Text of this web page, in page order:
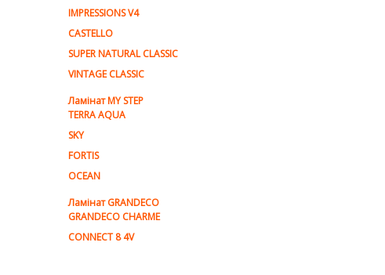
IMPRESSIONS V4
CASTELLO
SUPER NATURAL CLASSIC
VINTAGE CLASSIC
Ламінат MY STEP
TERRA AQUA
SKY
FORTIS
OCEAN
Ламінат GRANDECO
GRANDECO CHARME
CONNECT 8 4V